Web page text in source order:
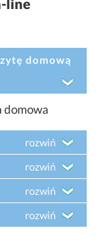
line
domową
domowa
rozwiń
rozwiń
rozwiń
rozwiń